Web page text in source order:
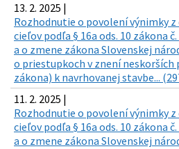
13. 2. 2025 |
Rozhodnutie o povolení výnimky
cieľov podľa § 16a ods. 10 zákona
a o zmene zákona Slovenskej
o priestupkoch v znení neskorších
zákona) k navrhovanej stavbe...
11. 2. 2025 |
Rozhodnutie o povolení výnimky
cieľov podľa § 16a ods. 10 zákona
a o zmene zákona Slovenskej